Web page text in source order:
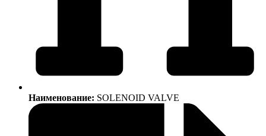
Наименование: SOLENOID VALVE